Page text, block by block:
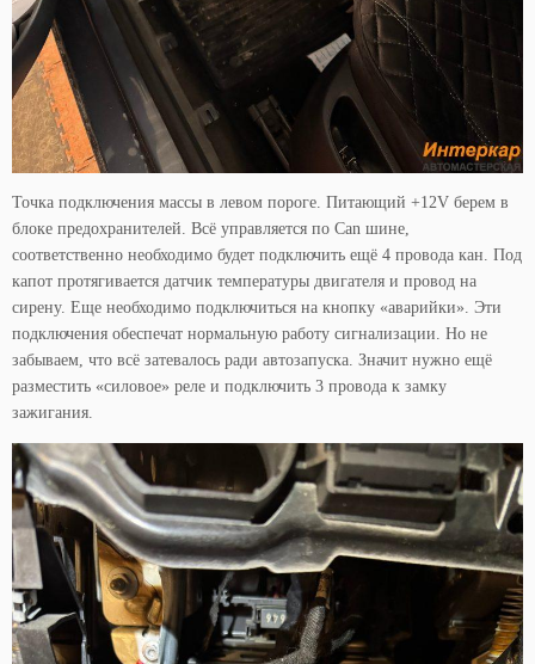
Точка подключения массы в левом пороге. Питающий +12V берем в
блоке предохранителей. Всё управляется по Can шине,
соответственно необходимо будет подключить ещё 4 провода кан. Под
капот протягивается датчик температуры двигателя и провод на
сирену. Еще необходимо подключиться на кнопку «аварийки». Эти
подключения обеспечат нормальную работу сигнализации. Но не
забываем, что всё затевалось ради автозапуска. Значит нужно ещё
разместить «силовое» реле и подключить 3 провода к замку
зажигания.